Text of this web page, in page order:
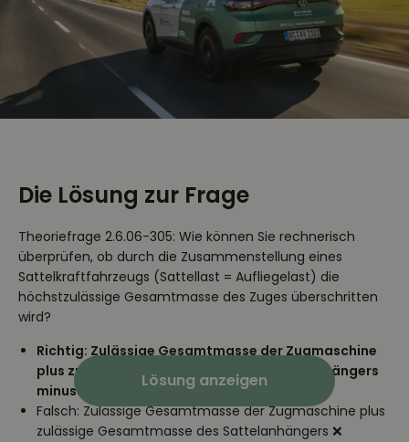
Lösung anzeigen
Die Lösung zur Frage
Theoriefrage 2.6.06-305: Wie können Sie rechnerisch
überprüfen, ob durch die Zusammenstellung eines
Sattelkraftfahrzeugs (Sattellast = Aufliegelast) die
höchstzulässige Gesamtmasse des Zuges überschritten
wird?
Richtig: Zulässige Gesamtmasse der Zugmaschine
plus zulässige Gesamtmasse des Sattelanhängers
minus Aufliegelast ✅
Falsch: Zulässige Gesamtmasse der Zugmaschine plus
zulässige Gesamtmasse des Sattelanhängers ❌